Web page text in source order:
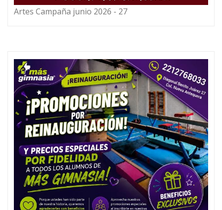
Artes Campaña junio 2026 - 27